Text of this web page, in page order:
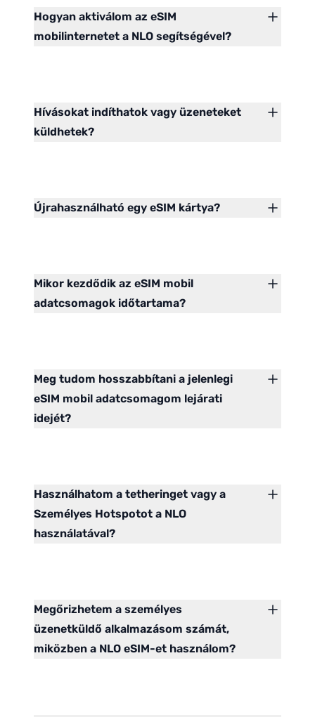
Hogyan aktiválom az eSIM
mobilinternetet a NLO segítségével?
Hívásokat indíthatok vagy üzeneteket
küldhetek?
Újrahasználható egy eSIM kártya?
Mikor kezdődik az eSIM mobil
adatcsomagok időtartama?
Meg tudom hosszabbítani a jelenlegi
eSIM mobil adatcsomagom lejárati
idejét?
Használhatom a tetheringet vagy a
Személyes Hotspotot a NLO
használatával?
Megőrizhetem a személyes
üzenetküldő alkalmazásom számát,
miközben a NLO eSIM-et használom?